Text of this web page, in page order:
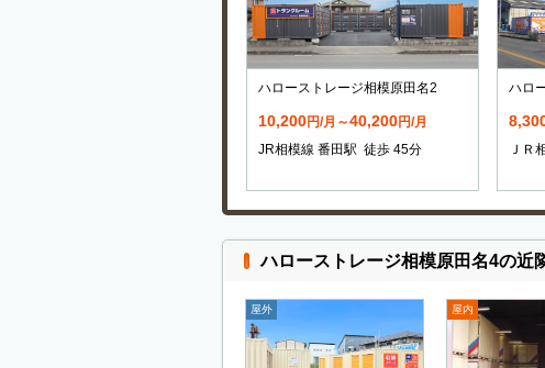
ハローストレージ相模原田名2
10,200円/月～40,200円/月
JR相模線 番田駅 徒歩 45分
ハロ
ＪＲ
ハローストレージ相模原田名4の近
屋外 屋内